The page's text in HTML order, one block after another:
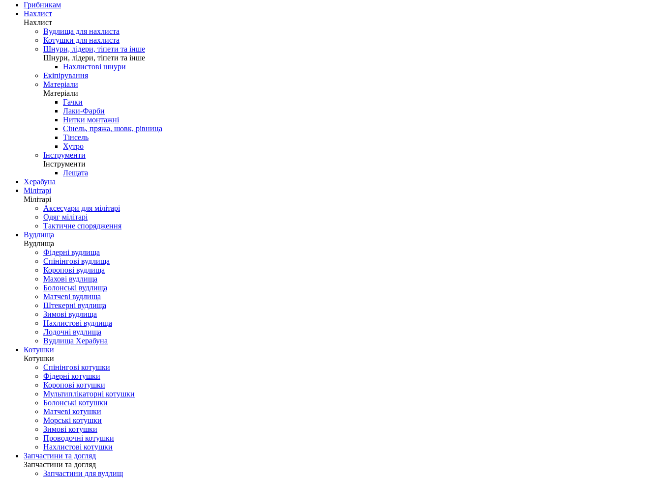
Грибникам
Нахлист
Нахлист
Вудлища для нахлиста
Котушки для нахлиста
Шнури, лідери, тіпети та інше
Шнури, лідери, тіпети та інше
Нахлистові шнури
Екіпірування
Матеріали
Матеріали
Гачки
Лаки-Фарби
Нитки монтажні
Сінель, пряжа, шовк, рівница
Тінсель
Хутро
Інструменти
Інструменти
Лещата
Херабуна
Мілітарі
Мілітарі
Аксесуари для мілітарі
Одяг мілітарі
Тактичне спорядження
Вудлища
Вудлища
Фідерні вудлища
Спінінгові вудлища
Коропові вудлища
Махові вудлища
Болонські вудлища
Матчеві вудлища
Штекерні вудлища
Зимові вудлища
Нахлистові вудлища
Лодочні вудлища
Вудлища Херабуна
Котушки
Котушки
Спінінгові котушки
Фідерні котушки
Коропові котушки
Мультиплікаторні котушки
Болонські котушки
Матчеві котушки
Морські котушки
Зимові котушки
Проводочні котушки
Нахлистові котушки
Запчастини та догляд
Запчастини та догляд
Запчастини для вудлищ